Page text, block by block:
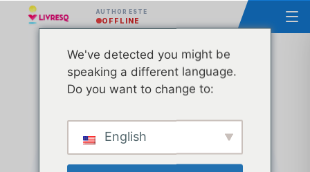
AUTHOR ESTE
OFFLINE
Curs – Bazele utilizării LIVRESQ – Grupa 48
We've detected you might be
speaking a different language.
Do you want to change to:
English